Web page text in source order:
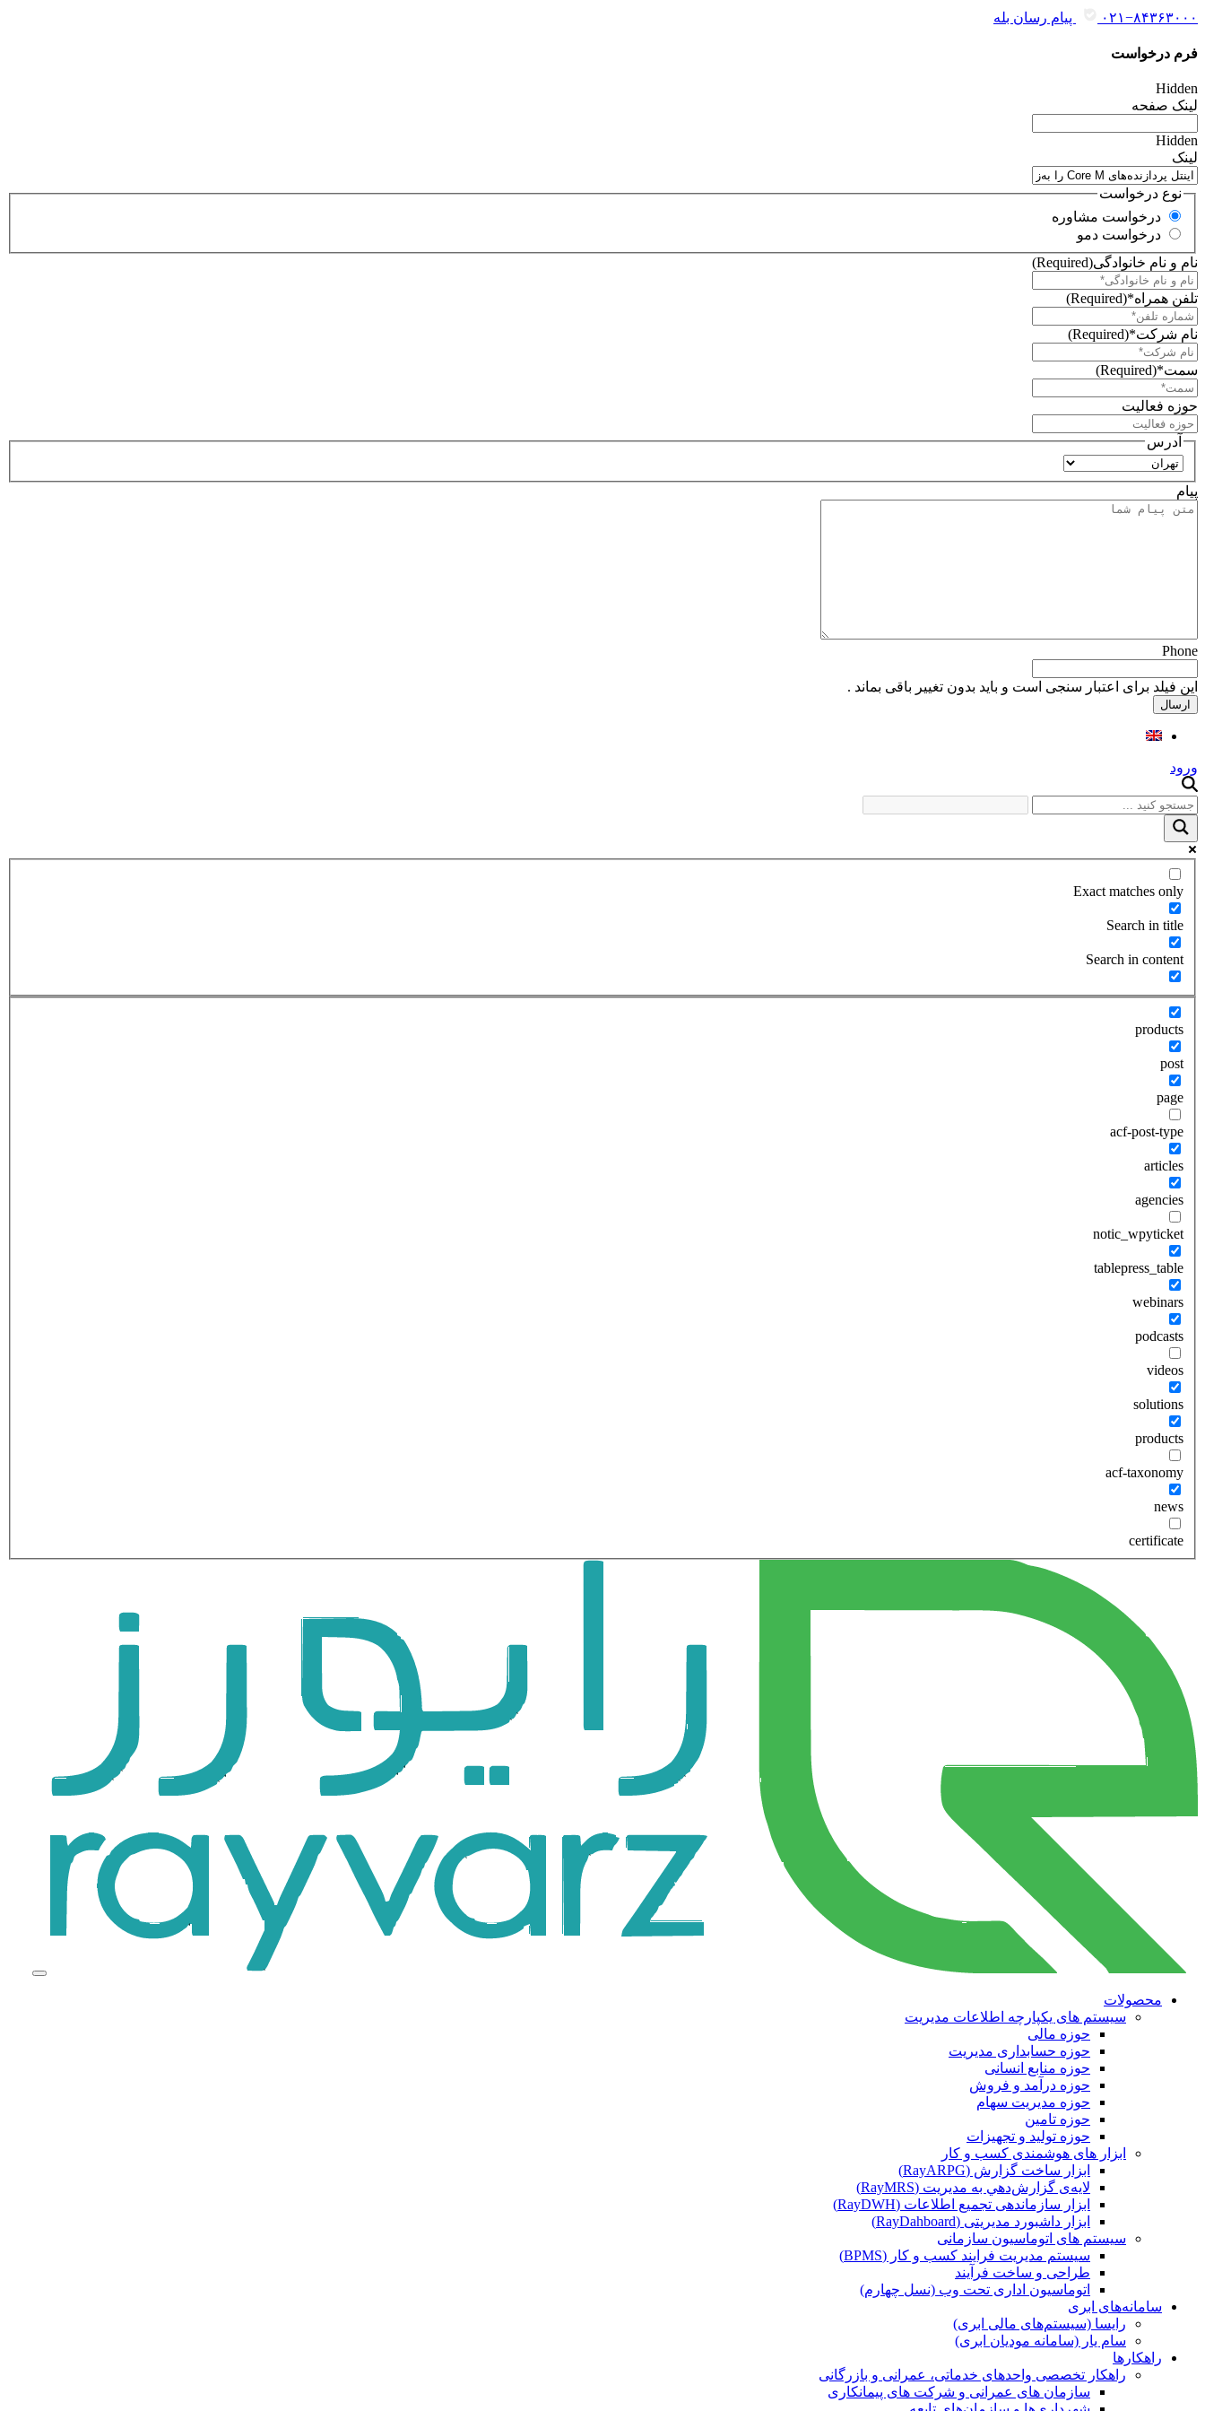
۰۲۱−۸۴۳۶۳۰۰۰ پیام رسان بله
فرم درخواست
Hidden
لینک صفحه
Hidden
لینک
نوع درخواست
درخواست مشاوره
درخواست دمو
نام و نام خانوادگی(Required)
تلفن همراه*(Required)
نام شرکت*(Required)
سمت*(Required)
حوزه فعالیت
آدرس
استان
پیام
Phone
این فیلد برای اعتبار سنجی است و باید بدون تغییر باقی بماند .
ورود
Exact matches only
Search in title
Search in content
products
post
page
acf-post-type
articles
agencies
notic_wpyticket
tablepress_table
webinars
podcasts
videos
solutions
products
acf-taxonomy
news
certificate
محصولات
سیستم های یکپارچه اطلاعات مدیریت
حوزه مالی
حوزه حسابداری مدیریت
حوزه منابع انسانی
حوزه درآمد و فروش
حوزه مدیریت سهام
حوزه تامین
حوزه تولید و تجهیزات
ابزار های هوشمندی کسب و کار
ابزار ساخت گزارش (RayARPG)
لایه‌ی گزارش‌دهي به مديريت (RayMRS)
ابزار سازماندهی تجمیع اطلاعات (RayDWH)
ابزار داشبورد مدیریتی (RayDahboard)
سیستم های اتوماسیون سازمانی
سیستم مدیریت فرایند کسب و کار (BPMS)
طراحی و ساخت فرآیند
اتوماسیون اداری تحت وب (نسل چهارم)
سامانه‌های ابری
رایسا (سیستم‌های مالی ابری)
سام یار (سامانه مودیان ابری)
راهکارها
راهکار تخصصی واحدهای خدماتی، عمرانی و بازرگانی
سازمان های عمرانی و شرکت های پیمانکاری